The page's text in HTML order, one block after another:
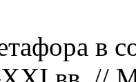
в